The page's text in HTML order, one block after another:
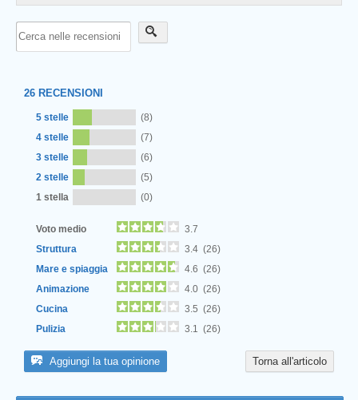
26 RECENSIONI
5 stelle
(8)
4 stelle
(7)
3 stelle
(6)
2 stelle
(5)
1 stella
(0)
Voto medio
3.7
Struttura
3.4 (26)
Mare e spiaggia
4.6 (26)
Animazione
4.0 (26)
Cucina
3.5 (26)
Pulizia
3.1 (26)
Aggiungi la tua opinione Torna all'articolo